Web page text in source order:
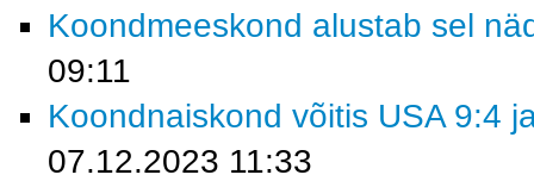
Koondmeeskond alustab sel
09:11
Koondnaiskond võitis USA 9:4
07.12.2023 11:33